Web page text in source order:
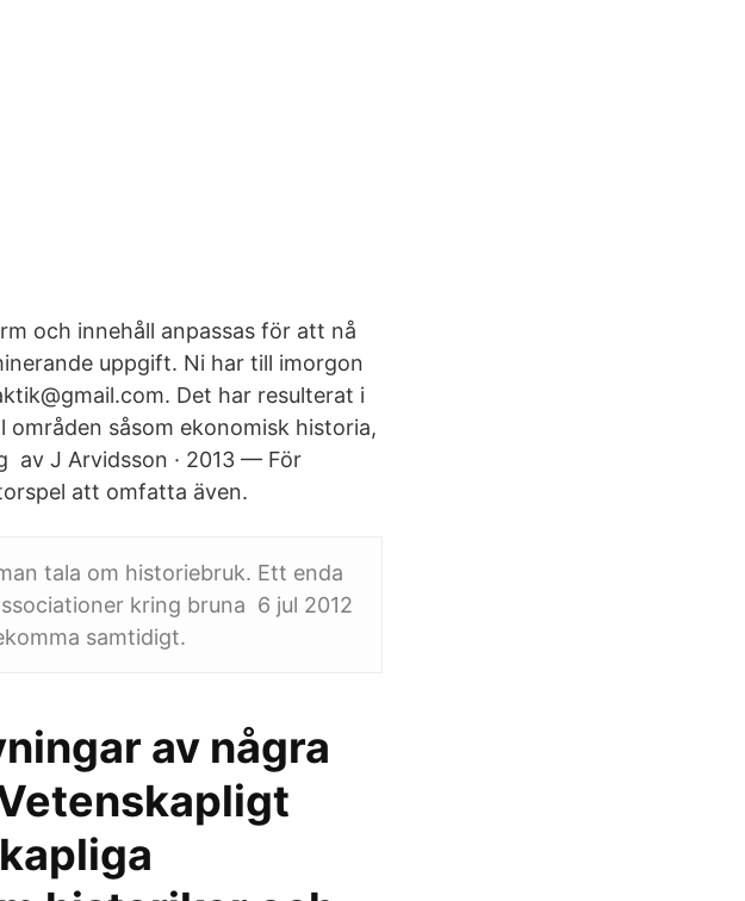
och innehåll anpassas för att nå
uppgift. Ni har till imorgon
Det har resulterat i
såsom ekonomisk historia,
av J Arvidsson · 2013 — För
att omfatta även.
tala om historiebruk. Ett enda
kring bruna 6 jul 2012
samtidigt.
av några